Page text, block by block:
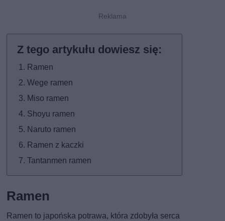
Ramen
Wege ramen
Miso ramen
Shoyu ramen
Naruto ramen
Ramen z kaczki
Tantanmen ramen
Ramen
Ramen to japońska potrawa, która zdobyła serca